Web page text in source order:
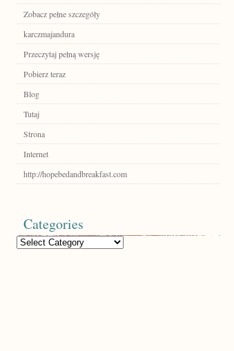
Zobacz pełne szczegóły
karczmajandura
Przeczytaj pełną wersję
Pobierz teraz
Blog
Tutaj
Strona
Internet
http://hopebedandbreakfast.com
Categories
Categories